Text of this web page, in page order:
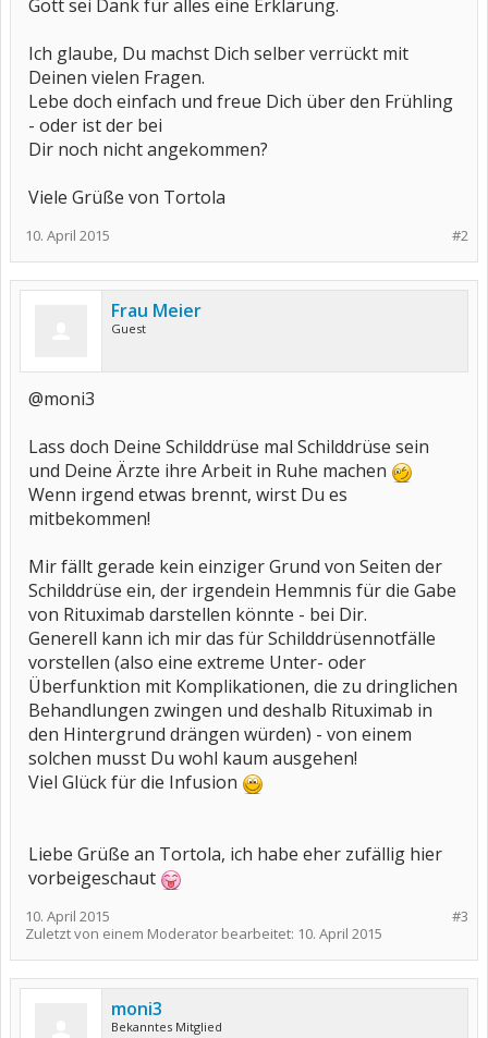
Gott sei Dank für alles eine Erklärung.
Ich glaube, Du machst Dich selber verrückt mit
Deinen vielen Fragen.
Lebe doch einfach und freue Dich über den Frühling
- oder ist der bei
Dir noch nicht angekommen?
Viele Grüße von Tortola
#2
10. April 2015
Frau Meier
Guest
@moni3
Lass doch Deine Schilddrüse mal Schilddrüse sein
und Deine Ärzte ihre Arbeit in Ruhe machen
Wenn irgend etwas brennt, wirst Du es
mitbekommen!
Mir fällt gerade kein einziger Grund von Seiten der
Schilddrüse ein, der irgendein Hemmnis für die Gabe
von Rituximab darstellen könnte - bei Dir.
Generell kann ich mir das für Schilddrüsennotfälle
vorstellen (also eine extreme Unter- oder
Überfunktion mit Komplikationen, die zu dringlichen
Behandlungen zwingen und deshalb Rituximab in
den Hintergrund drängen würden) - von einem
solchen musst Du wohl kaum ausgehen!
Viel Glück für die Infusion
Liebe Grüße an Tortola, ich habe eher zufällig hier
vorbeigeschaut
#3
10. April 2015
Zuletzt von einem Moderator bearbeitet: 10. April 2015
moni3
Bekanntes Mitglied